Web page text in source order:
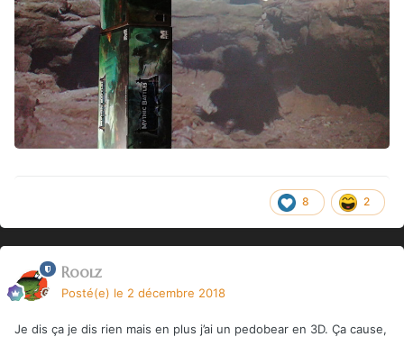
8 2
Roolz
Posté(e) le 2 décembre 2018
Je dis ça je dis rien mais en plus j’ai un pedobear en 3D. Ça cause,